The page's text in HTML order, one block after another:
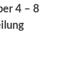
4 – 8